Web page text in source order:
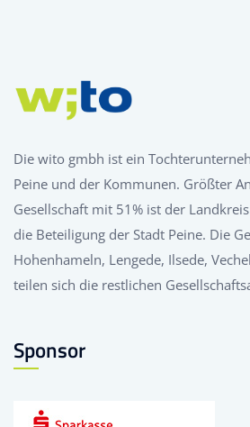
Die wito gmbh ist ein
Peine und der Kommunen. Größter
Gesellschaft mit 51% ist der
die Beteiligung der Stadt Peine. Die
Hohenhameln, Lengede, Ilsede,
teilen sich die restlichen
Sponsor